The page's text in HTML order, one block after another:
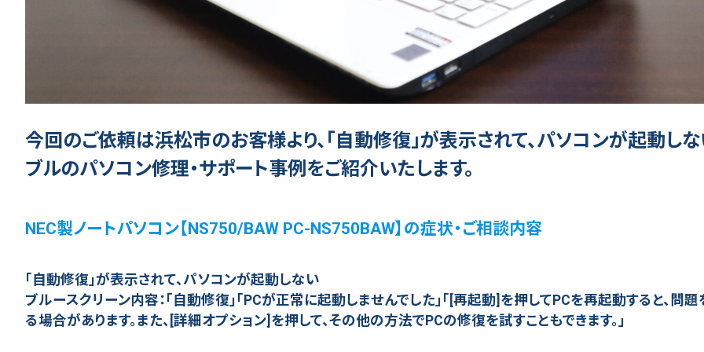
今回のご依頼は浜松市のお客様より、「自動修復」が表示されて、パソコンが起動し
ブルのパソコン修理・サポート事例をご紹介いたします。
NEC製ノートパソコン【NS750/BAW PC-NS750BAW】の症状・ご相談内容
「自動修復」が表示されて、パソコンが起動しない
ブルースクリーン内容：「自動修復」「PCが正常に起動しませんでした」「[再起動]を押してPCを再起動すると、問
る場合があります。また、[詳細オプション]を押して、その他の方法でPCの修復を試すこともできます。」